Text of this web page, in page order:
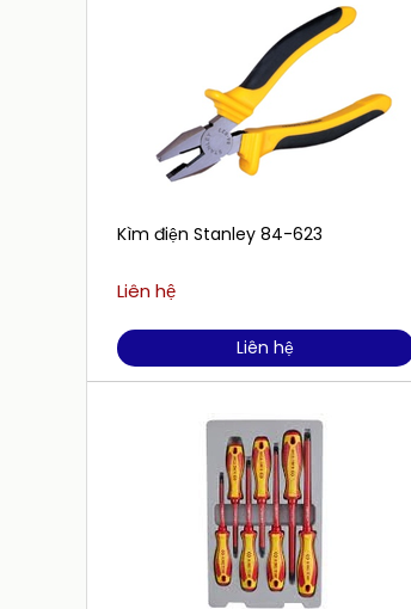
Kìm điện Stanley 84-623
Liên hệ
Liên hệ